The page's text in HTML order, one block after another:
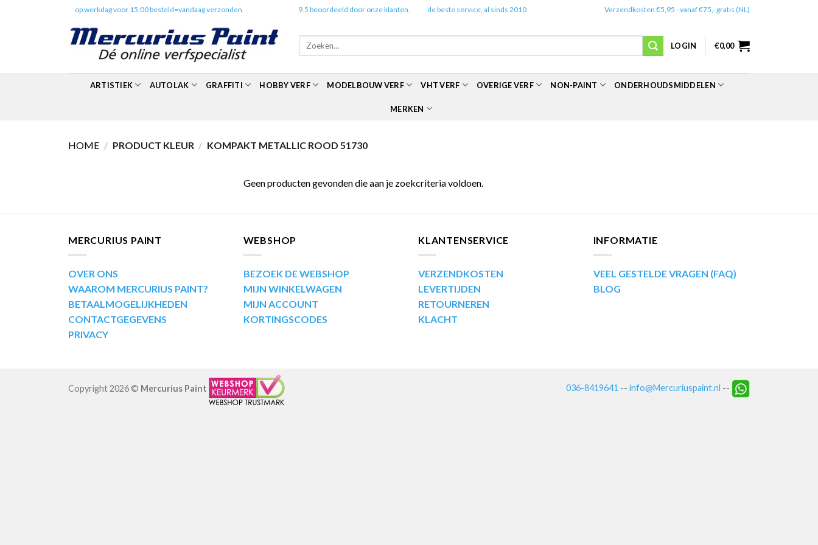
op werkdag voor 15:00 besteld=vandaag verzonden 9.5 beoordeeld door onze klanten. de beste service, al sinds 2010 Verzendkosten €5,95 - vanaf €75,- gratis (NL)
Zoeken
LOGIN €0,00
ARTISTIEK AUTOLAK GRAFFITI HOBBY VERF MODELBOUW VERF VHT VERF OVERIGE VERF NON-PAINT ONDERHOUDSMIDDELEN
MERKEN
HOME / PRODUCT KLEUR / KOMPAKT METALLIC ROOD 51730
Geen producten gevonden die aan je zoekcriteria voldoen.
MERCURIUS PAINT
OVER ONS
WAAROM MERCURIUS PAINT?
BETAALMOGELIJKHEDEN
CONTACTGEGEVENS
PRIVACY
WEBSHOP
BEZOEK DE WEBSHOP
MIJN WINKELWAGEN
MIJN ACCOUNT
KORTINGSCODES
KLANTENSERVICE
VERZENDKOSTEN
LEVERTIJDEN
RETOURNEREN
KLACHT
INFORMATIE
VEEL GESTELDE VRAGEN (FAQ)
BLOG
036-8419641 -- info@Mercuriuspaint.nl --
Copyright 2026 © Mercurius Paint